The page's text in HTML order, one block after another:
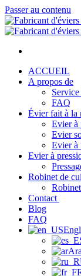
Passer au contenu
ACCUEIL
A propos de
FAQ
Évier fait à la
Evier à
Evier
Evier à
Evier à
Robinet de
Contact
Blog
FAQ